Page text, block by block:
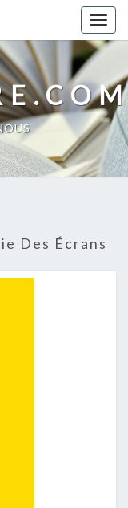
Des Écrans